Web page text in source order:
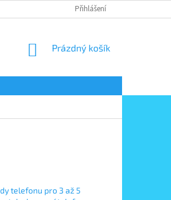
KONTAKT
Přihlášení
NÁKUPNÍ
Prázdný košík
telefonu pro 3 až 5